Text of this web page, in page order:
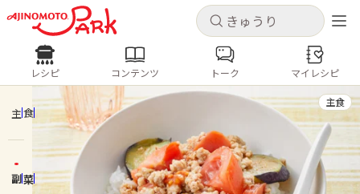
キャンセル
ログインするとレシピを保存できます
ログイン
ホーム
キャンセル
レシピ コンテンツ
人気の食材・レシピ
きゅうり なす トマト
とうもろこし
レシピ コンテンツ トーク マイレシピ
主食
副菜
主食